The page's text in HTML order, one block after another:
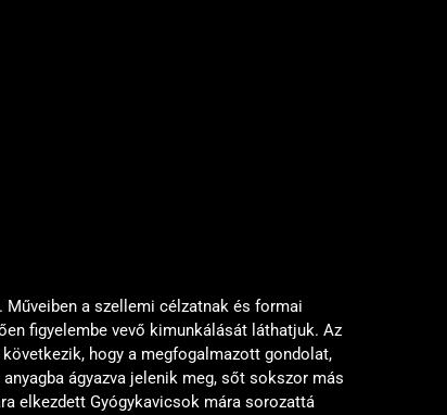
a szellemi célzatnak és formai
figyelembe vevő kimunkálását láthatjuk. Az
hogy a megfogalmazott gondolat,
ágyazva jelenik meg, sőt sokszor más
elkezdett Gyógykavicsok mára sorozattá